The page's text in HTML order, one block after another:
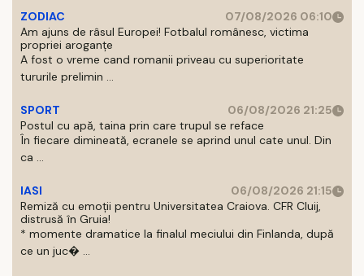
ZODIAC
07/08/2026 06:10
Am ajuns de râsul Europei! Fotbalul românesc, victima
propriei aroganțe
A fost o vreme cand romanii priveau cu superioritate
tururile prelimin ...
SPORT
06/08/2026 21:25
Postul cu apă, taina prin care trupul se reface
În fiecare dimineată, ecranele se aprind unul cate unul. Din
ca ...
IASI
06/08/2026 21:15
Remiză cu emoții pentru Universitatea Craiova. CFR Cluij,
distrusă în Gruia!
* momente dramatice la finalul meciului din Finlanda, după
ce un juc� ...